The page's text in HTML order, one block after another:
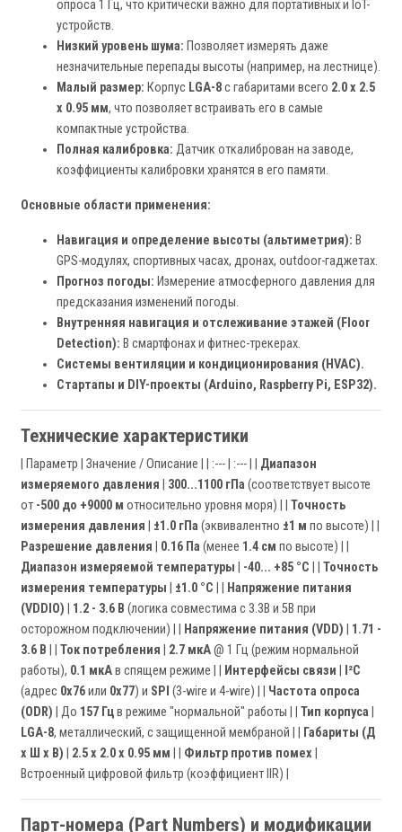
опроса 1 Гц, что критически важно для портативных и IoT-
устройств.
Низкий уровень шума: Позволяет измерять даже
незначительные перепады высоты (например, на лестнице).
Малый размер: Корпус LGA-8с габаритами всего 2.0 x 2.5
x 0.95 мм, что позволяет встраивать его в самые
компактные устройства.
Полная калибровка: Датчик откалиброван на заводе,
коэффициенты калибровки хранятся в его памяти.
Основные области применения:
Навигация и определение высоты (альтиметрия): В
GPS-модулях, спортивных часах, дронах, outdoor-гаджетах.
Прогноз погоды: Измерение атмосферного давления для
предсказания изменений погоды.
Внутренняя навигация и отслеживание этажей (Floor
Detection): В смартфонах и фитнес-трекерах.
Системы вентиляции и кондиционирования (HVAC).
Стартапы и DIY-проекты (Arduino, Raspberry Pi, ESP32).
Технические характеристики
| Параметр | Значение / Описание | | :--- | :--- | | Диапазон
измеряемого давления
300...1100 гПа (соответствует высоте
от -500 до +9000 м относительно уровня моря) | | Точность
измерения давления
±1.0 гПа (эквивалентно ±1 м по высоте) | |
Разрешение давления
0.16 Па (менее 1.4 см по высоте) | |
Диапазон измеряемой температуры
-40... +85 °C
Точность
измерения температуры
±1.0 °C
Напряжение питания
(VDDIO)
1.2 - 3.6 В (логика совместима с 3.3В и 5В при
осторожном подключении) | |
Напряжение питания (VDD)
1.71 -
3.6 В
Ток потребления 2.7 мкА@ 1 Гц (режим нормальной
работы), 0.1 мкАв спящем режиме | | Интерфейсы связи
I²C
(адрес 0x76или 0x77) и SPI (3-wire и 4-wire) | | Частота опроса
(ODR) | До 157 Гцв режиме "нормальной" работы | | Тип корпуса
LGA-8, металлический, с защищенной мембраной | |
Габариты (Д
x Ш x В)
2.5 x 2.0 x 0.95 мм Фильтр против помех
Встроенный цифровой фильтр (коэффициент IIR) |
Парт-номера (Part Numbers) и модификации